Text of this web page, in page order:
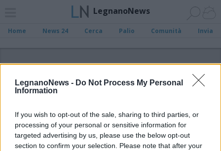
LegnanoNews - Do Not Process My Personal
Information
If you wish to opt-out of the sale, sharing to third parties, or
processing of your personal or sensitive information for
targeted advertising by us, please use the below opt-out
section to confirm your selection. Please note that after your
LegnanoNews
Home News 24 Cerca Palio Comunità Invia
ADV
Archivio di "estate eventi 2021"